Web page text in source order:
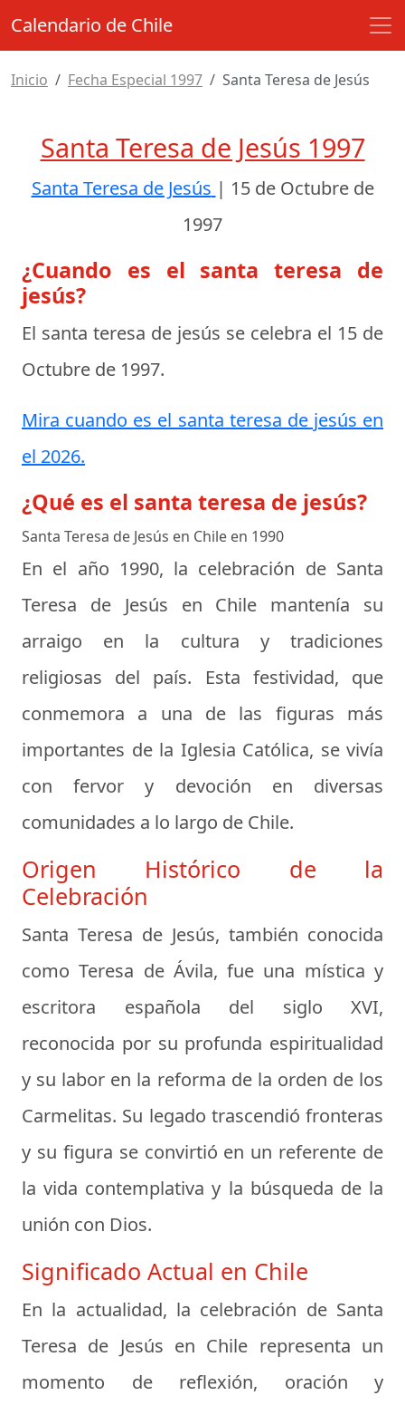
Calendario de Chile
Inicio Fecha Especial 1997 Santa Teresa de Jesús
Santa Teresa de Jesús 1997
Santa Teresa de Jesús | 15 de Octubre de
1997
¿Cuando es el santa teresa de
jesús?
El santa teresa de jesús se celebra el 15 de
Octubre de 1997.
Mira cuando es el santa teresa de jesús en
el 2026.
¿Qué es el santa teresa de jesús?
Santa Teresa de Jesús en Chile en 1990
En el año 1990, la celebración de Santa
Teresa de Jesús en Chile mantenía su
arraigo en la cultura y tradiciones
religiosas del país. Esta festividad, que
conmemora a una de las figuras más
importantes de la Iglesia Católica, se vivía
con fervor y devoción en diversas
comunidades a lo largo de Chile.
Origen Histórico de la
Celebración
Santa Teresa de Jesús, también conocida
como Teresa de Ávila, fue una mística y
escritora española del siglo XVI,
reconocida por su profunda espiritualidad
y su labor en la reforma de la orden de los
Carmelitas. Su legado trascendió fronteras
y su figura se convirtió en un referente de
la vida contemplativa y la búsqueda de la
unión con Dios.
Significado Actual en Chile
En la actualidad, la celebración de Santa
Teresa de Jesús en Chile representa un
momento de reflexión, oración y